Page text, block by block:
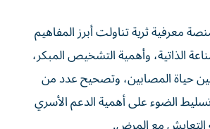
معرفية ثرية تناولت أبرز المفاهيم
الذاتية، وأهمية التشخيص المبكر،
حياة المصابين، وتصحيح عدد من
الضوء على أهمية الدعم الأسري